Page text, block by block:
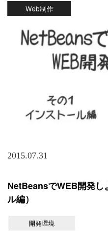
Web制作
2015.07.31
NetBeansでWEB開発し
ル編）
開発環境